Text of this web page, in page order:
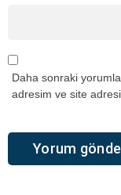
Daha sonraki
adresim ve site